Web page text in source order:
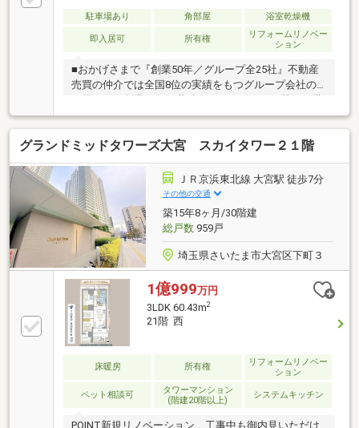
駐車場あり 角部屋 浴室乾燥機
即入居可 所有権
リフォームリノベー
ション
■おかげさまで『創業50年／グループ全25社』不動産
売買の仲介では全国8位の実績をもつグループ会社の
入・ご売却・お買替え全てをサポート致します■東宝
ハウスNEXTアフターサポート専門のグループ会社。
ライフパートナー（FP資格）が住まいの問題点や暮ら
しの不安を解消します■東宝ハウスフィナンシャル不
動産仲介業初の住信SBIネット銀行支店。金利と保障
が更に充実したオリジナル提携住宅ローンをお届けし
ます■未来カレンダー東宝ハウス独自開発のライフシ
ミュレーションソフト。ローン完済までの家計収支を
視える化し、将来のリスクや不安を対策します
グランドミッドタワーズ大宮 スカイタワー２１階
ＪＲ京浜東北線 大宮駅 徒歩7分
その他の交通
築15年8ヶ月/30階建
総戸数959戸
埼玉県さいたま市大宮区下町３
1億999万円
3LDK 60.43m2
21階 西
床暖房 所有権
リフォームリノベー
ション
ペット相談可
タワーマンション
(階建20階以上)
システムキッチン
POINT新規リノベーション 工事中も御内見いただけ